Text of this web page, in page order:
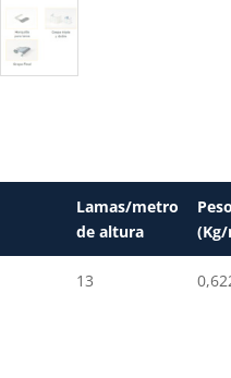
Lamas/metro
de altura
13